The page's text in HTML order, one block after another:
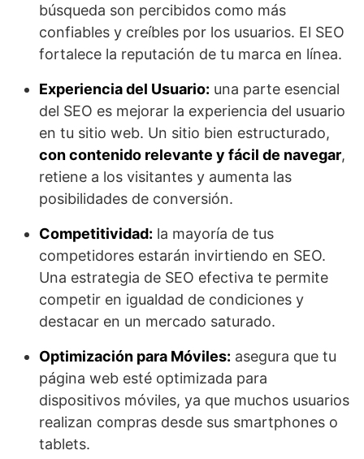
búsqueda son percibidos como más
confiables y creíbles por los usuarios. El SEO
fortalece la reputación de tu marca en línea.
Experiencia del Usuario: una parte esencial
del SEO es mejorar la experiencia del usuario
en tu sitio web. Un sitio bien estructurado,
con contenido relevante y fácil de navegar,
retiene a los visitantes y aumenta las
posibilidades de conversión.
Competitividad: la mayoría de tus
competidores estarán invirtiendo en SEO.
Una estrategia de SEO efectiva te permite
competir en igualdad de condiciones y
destacar en un mercado saturado.
Optimización para Móviles: asegura que tu
página web esté optimizada para
dispositivos móviles, ya que muchos usuarios
realizan compras desde sus smartphones o
tablets.